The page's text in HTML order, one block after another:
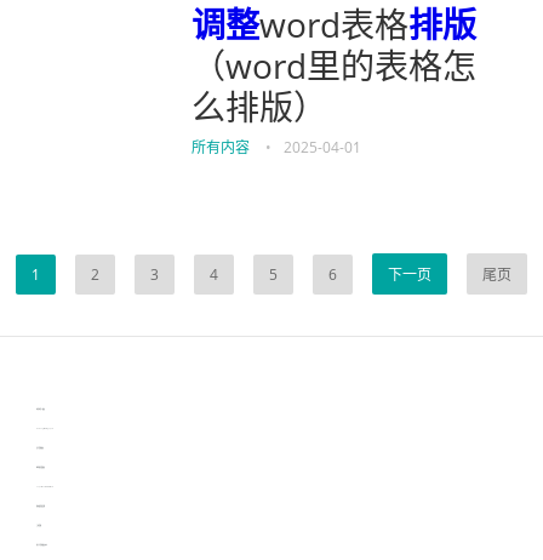
调整word表格排版
（word里的表格怎
么排版）
所有内容 • 2025-04-01
1 2 3 4 5 6 下一页 尾页